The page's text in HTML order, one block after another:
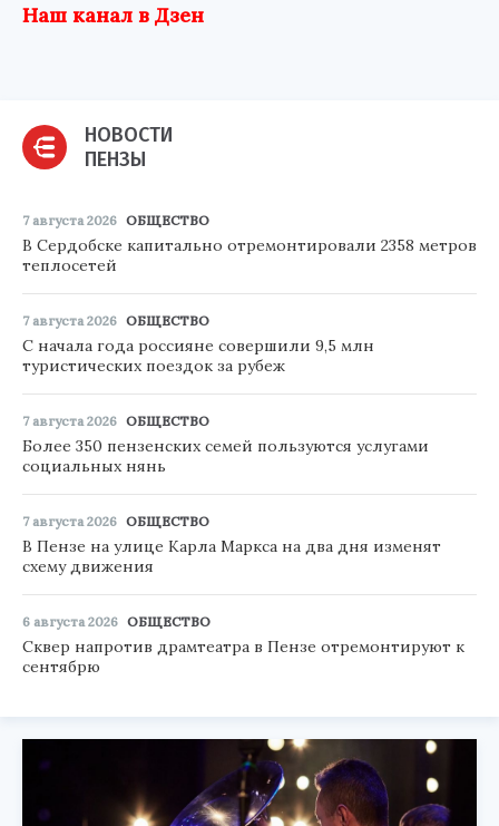
Наш канал в Дзен
НОВОСТИ
ПЕНЗЫ
7 августа 2026 ОБЩЕСТВО
В Сердобске капитально отремонтировали 2358 метров
теплосетей
7 августа 2026 ОБЩЕСТВО
С начала года россияне совершили 9,5 млн
туристических поездок за рубеж
7 августа 2026 ОБЩЕСТВО
Более 350 пензенских семей пользуются услугами
социальных нянь
7 августа 2026 ОБЩЕСТВО
В Пензе на улице Карла Маркса на два дня изменят
схему движения
6 августа 2026 ОБЩЕСТВО
Сквер напротив драмтеатра в Пензе отремонтируют к
сентябрю